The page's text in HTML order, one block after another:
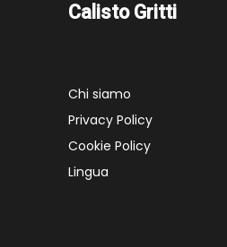
Calisto Gritti
Chi siamo
Privacy Policy
Cookie Policy
Lingua